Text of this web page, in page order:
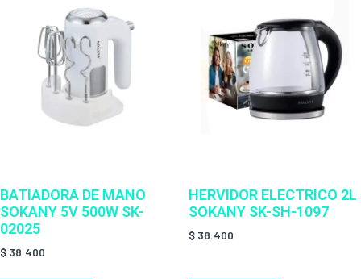
BATIADORA DE MANO
SOKANY 5V 500W SK-
02025
$ 38.400
HERVIDOR ELECTRICO 2L
SOKANY SK-SH-1097
$ 38.400